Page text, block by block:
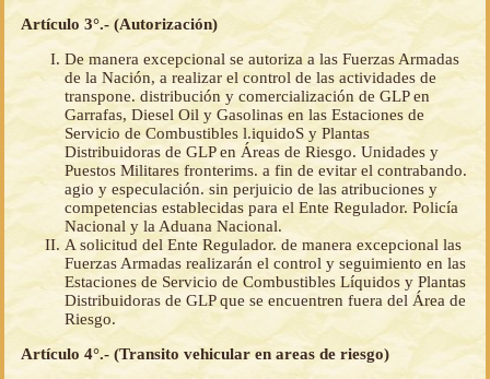
Artículo 3°.- (Autorización)
De manera excepcional se autoriza a las Fuerzas Armadas
de la Nación, a realizar el control de las actividades de
transpone. distribución y comercialización de GLP en
Garrafas, Diesel Oil y Gasolinas en las Estaciones de
Servicio de Combustibles l.iquidoS y Plantas
Distribuidoras de GLP en Áreas de Riesgo. Unidades y
Puestos Militares fronterims. a fin de evitar el contrabando.
agio y especulación. sin perjuicio de las atribuciones y
competencias establecidas para el Ente Regulador. Policía
Nacional y la Aduana Nacional.
A solicitud del Ente Regulador. de manera excepcional las
Fuerzas Armadas realizarán el control y seguimiento en las
Estaciones de Servicio de Combustibles Líquidos y Plantas
Distribuidoras de GLP que se encuentren fuera del Área de
Riesgo.
Artículo 4°.- (Transito vehicular en areas de riesgo)